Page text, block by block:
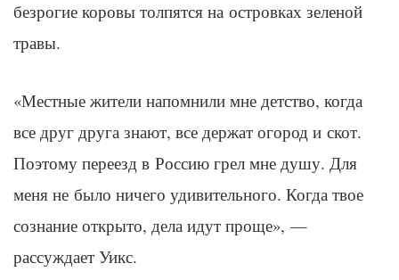
безрогие коровы толпятся на островках зеленой
травы.
«Местные жители напомнили мне детство, когда
все друг друга знают, все держат огород и скот.
Поэтому переезд в Россию грел мне душу. Для
меня не было ничего удивительного. Когда твое
сознание открыто, дела идут проще», —
рассуждает Уикс.